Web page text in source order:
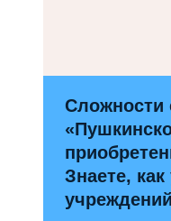
Сложности
Знаете,